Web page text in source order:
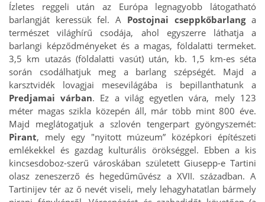
Ízletes reggeli után az Európa legnagyobb látogatható
barlangját keressük fel. A Postojnai cseppkőbarlang a
természet világhírű csodája, ahol egyszerre láthatja a
barlangi képződményeket és a magas, földalatti termeket.
3,5 km utazás (földalatti vasút) után, kb. 1,5 km-es séta
során csodálhatjuk meg a barlang szépségét. Majd a
karsztvidék lovagjai mesevilágába is bepillanthatunk a
Predjamai várban. Ez a világ egyetlen vára, mely 123
méter magas szikla közepén áll, már több mint 800 éve.
Majd meglátogatjuk a szlovén tengerpart gyöngyszemét:
Pirant, mely egy "nyitott múzeum” középkori építészeti
emlékekkel és gazdag kulturális örökséggel. Ebben a kis
kincsesdoboz-szerű városkában született Giusepp-e Tartini
olasz zeneszerző és hegedűművész a XVII. században. A
Tartinijev tér az ő nevét viseli, mely lehagyhatatlan bármely